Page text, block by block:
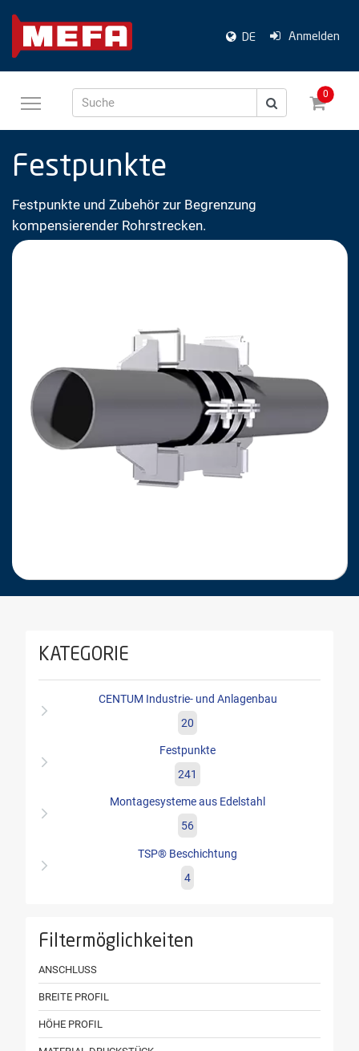
DE Anmelden
Suche
0
Festpunkte
Festpunkte und Zubehör zur Begrenzung
kompensierender Rohrstrecken.
KATEGORIE
CENTUM Industrie- und Anlagenbau
20
Festpunkte
241
Montagesysteme aus Edelstahl
56
TSP® Beschichtung
4
Filtermöglichkeiten
ANSCHLUSS
BREITE PROFIL
HÖHE PROFIL